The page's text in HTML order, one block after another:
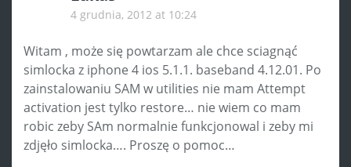
4 grudnia, 2012 at 10:24
Witam , może się powtarzam ale chce sciagnąć
simlocka z iphone 4 ios 5.1.1. baseband 4.12.01. Po
zainstalowaniu SAM w utilities nie mam Attempt
activation jest tylko restore… nie wiem co mam
robic zeby SAm normalnie funkcjonowal i zeby mi
zdjęło simlocka…. Proszę o pomoc…